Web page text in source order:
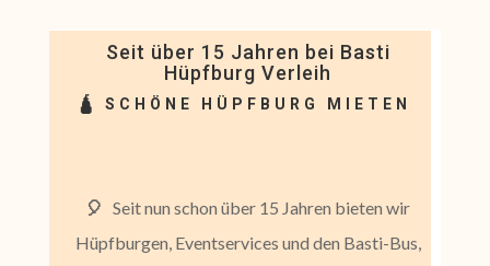
Seit über 15 Jahren bei Basti
Hüpfburg Verleih
🛕 SCHÖNE HÜPFBURG MIETEN
🎈 Seit nun schon über 15 Jahren bieten wir
Hüpfburgen, Eventservices und den Basti-Bus,